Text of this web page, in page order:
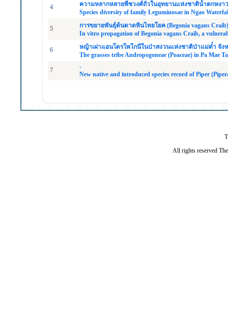
4
ความหลากหลายพืชวงศ์ถั่วในอุทยานแห่งชาติน้ำตกหงา
Species diversity of family Leguminosae in Ngao
5
การขยายพันธุ์ต้นดาดหินไทยโยค (Begonia vagans
In vitro propagation of Begonia vagans Craib, a
6
หญ้าเผ่าแอนโดรโพโกนีในป่าสงวนแห่งชาติป่าแม่ตํ๋า จัง
The grasses tribe Andropogoneae (Poaceae) in Pa Mae
7
-
New native and introduced species record of Piper
All rights reserved